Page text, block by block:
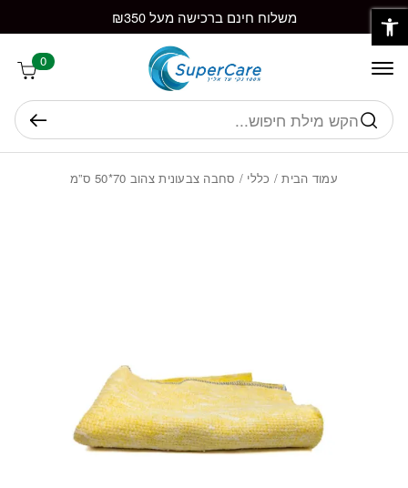
Skip to Content משלוח חינם ברכישה מעל ₪350
0
חיפוש
עמוד הבית/ כללי / סחבה צבעונית צהוב 70*50 ס”מ
בחזרה למעלה
פתח סרגל נגישות